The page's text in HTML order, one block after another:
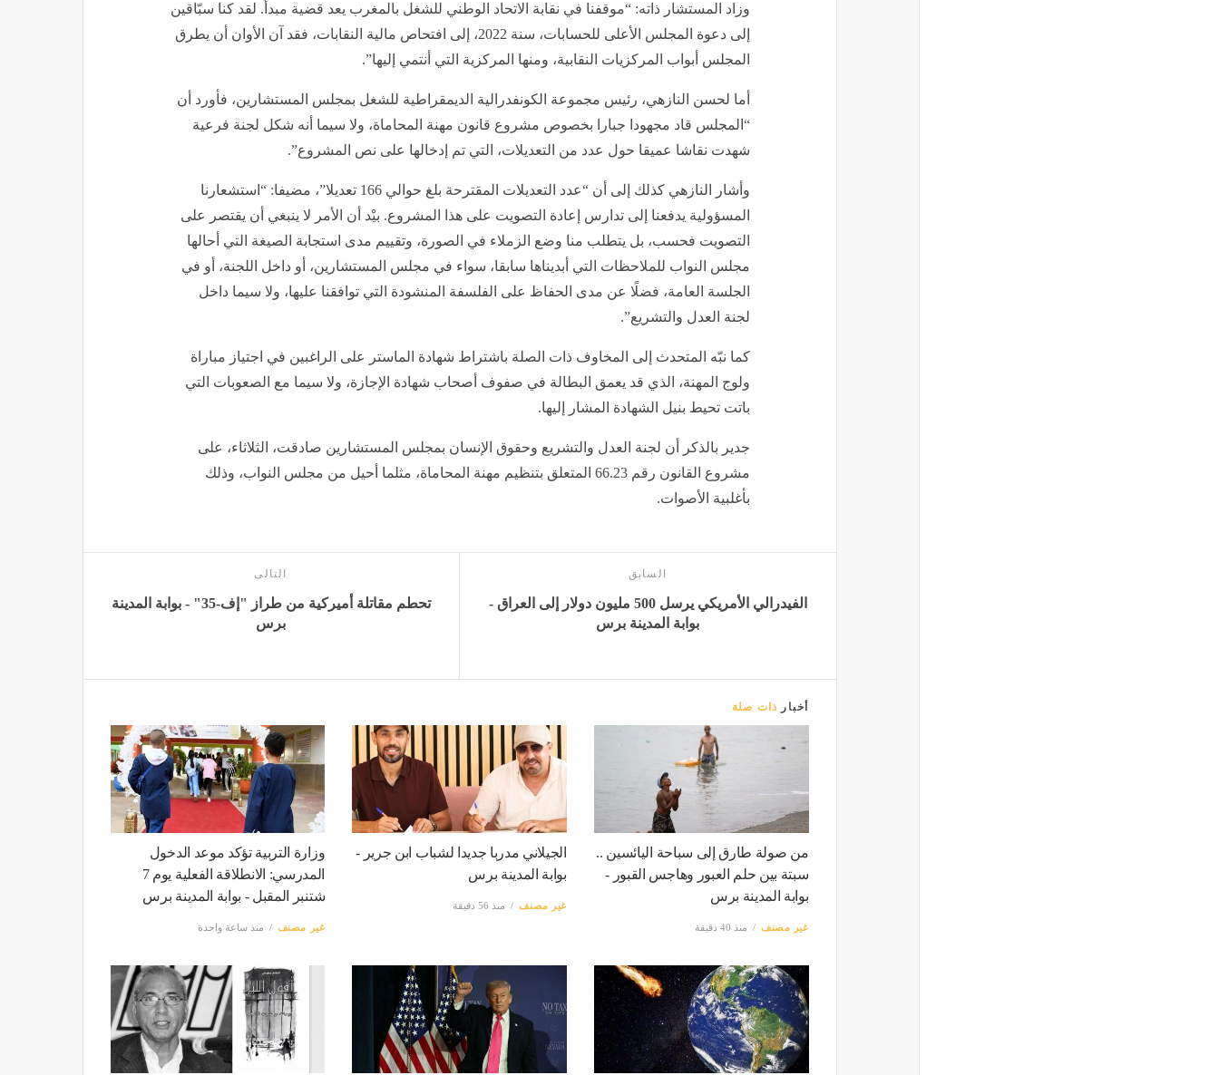
وزاد المستشار ذاته: “موقفنا في نقابة الاتحاد الوطني للشغل بالمغرب يعد قضية مبدأ. لقد كنا سبّاقين
إلى دعوة المجلس الأعلى للحسابات، سنة 2022، إلى افتحاص مالية النقابات، فقد آن الأوان أن يطرق
المجلس أبواب المركزيات النقابية، ومنها المركزية التي أنتمي إليها”.
أما لحسن النازهي، رئيس مجموعة الكونفدرالية الديمقراطية للشغل بمجلس المستشارين، فأورد أن
“المجلس قاد مجهودا جبارا بخصوص مشروع قانون مهنة المحاماة، ولا سيما أنه شكل لجنة فرعية
شهدت نقاشا عميقا حول عدد من التعديلات، التي تم إدخالها على نص المشروع”.
وأشار النازهي كذلك إلى أن “عدد التعديلات المقترحة بلغ حوالي 166 تعديلا”، مضيفا: “استشعارنا
المسؤولية يدفعنا إلى تدارس إعادة التصويت على هذا المشروع. بيْد أن الأمر لا ينبغي أن يقتصر على
التصويت فحسب، بل يتطلب منا وضع الزملاء في الصورة، وتقييم مدى استجابة الصيغة التي أحالها
مجلس النواب للملاحظات التي أبديناها سابقا، سواء في مجلس المستشارين، أو داخل اللجنة، أو في
الجلسة العامة، فضلًا عن مدى الحفاظ على الفلسفة المنشودة التي توافقنا عليها، ولا سيما داخل
لجنة العدل والتشريع”.
كما نبّه المتحدث إلى المخاوف ذات الصلة باشتراط شهادة الماستر على الراغبين في اجتياز مباراة
ولوج المهنة، الذي قد يعمق البطالة في صفوف أصحاب شهادة الإجازة، ولا سيما مع الصعوبات التي
باتت تحيط بنيل الشهادة المشار إليها.
جدير بالذكر أن لجنة العدل والتشريع وحقوق الإنسان بمجلس المستشارين صادقت، الثلاثاء، على
مشروع القانون رقم 66.23 المتعلق بتنظيم مهنة المحاماة، مثلما أحيل من مجلس النواب، وذلك
بأغلبية الأصوات.
السابق
الفيدرالي الأمريكي يرسل 500 مليون دولار إلى العراق -
بوابة المدينة برس
التالى
تحطم مقاتلة أميركية من طراز "إف-35" - بوابة المدينة
برس
أخبار ذات صلة
من صولة طارق إلى سباحة اليائسين ..
سبتة بين حلم العبور وهاجس القبور -
بوابة المدينة برس
غير مصنف منذ 40 دقيقة
الجيلاني مدربا جديدا لشباب ابن جرير -
بوابة المدينة برس
غير مصنف منذ 56 دقيقة
وزارة التربية تؤكد موعد الدخول
المدرسي: الانطلاقة الفعلية يوم 7
شتنبر المقبل - بوابة المدينة برس
غير مصنف منذ ساعة واحدة